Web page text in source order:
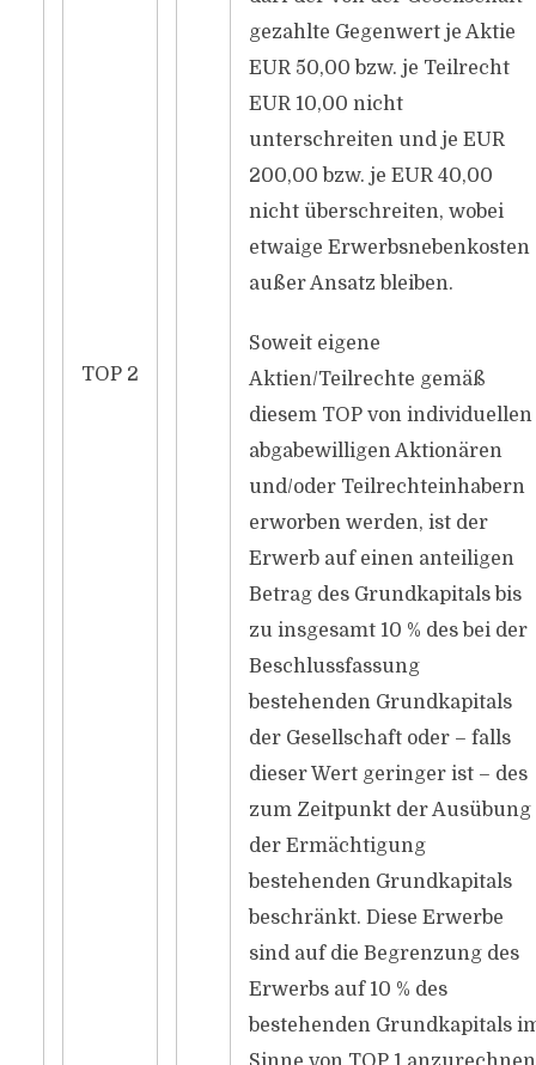
TOP 2
gezahlte Gegenwert je Aktie
EUR 50,00 bzw. je Teilrecht
EUR 10,00 nicht
unterschreiten und je EUR
200,00 bzw. je EUR 40,00
nicht überschreiten, wobei
etwaige Erwerbsnebenkosten
außer Ansatz bleiben.
Soweit eigene
Aktien/Teilrechte gemäß
diesem TOP von individuellen
abgabewilligen Aktionären
und/oder Teilrechteinhabern
erworben werden, ist der
Erwerb auf einen anteiligen
Betrag des Grundkapitals bis
zu insgesamt 10 % des bei der
Beschlussfassung
bestehenden Grundkapitals
der Gesellschaft oder – falls
dieser Wert geringer ist – des
zum Zeitpunkt der Ausübung
der Ermächtigung
bestehenden Grundkapitals
beschränkt. Diese Erwerbe
sind auf die Begrenzung des
Erwerbs auf 10 % des
bestehenden Grundkapitals